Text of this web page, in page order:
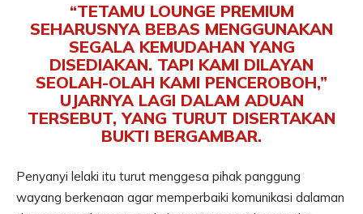
“TETAMU LOUNGE PREMIUM
SEHARUSNYA BEBAS MENGGUNAKAN
SEGALA KEMUDAHAN YANG
DISEDIAKAN. TAPI KAMI DILAYAN
SEOLAH-OLAH KAMI PENCEROBOH,”
UJARNYA LAGI DALAM ADUAN
TERSEBUT, YANG TURUT DISERTAKAN
BUKTI BERGAMBAR.
Penyanyi lelaki itu turut menggesa pihak panggung
wayang berkenaan agar memperbaiki komunikasi dalaman